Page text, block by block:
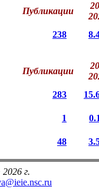
Публикации
238
Публикации
283
1
48
2026 г.